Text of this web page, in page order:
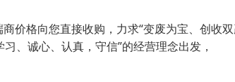
价格向您直接收购，力求“变废为宝、创收双
、诚心、认真，守信”的经营理念出发，